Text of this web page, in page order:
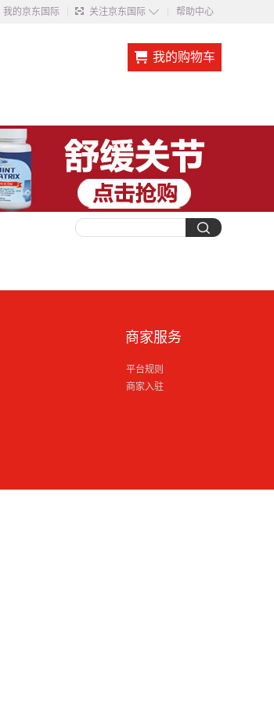
我的京东国际 关注京东国际 ◇ 帮助中心
我的购物车
商家服务
平台规则
商家入驻